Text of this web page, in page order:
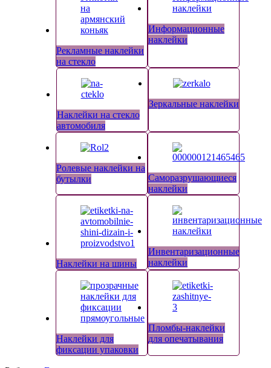
Рекламные наклейки
на стекло
Информационные
наклейки
Наклейки на стекло
автомобиля
Зеркальные наклейки
Ролевые наклейки на
бутылки
Саморазрушающиеся
наклейки
Наклейки на шины
Инвентаризационные
наклейки
Наклейки для
фиксации упаковки
Пломбы-наклейки
для опечатывания